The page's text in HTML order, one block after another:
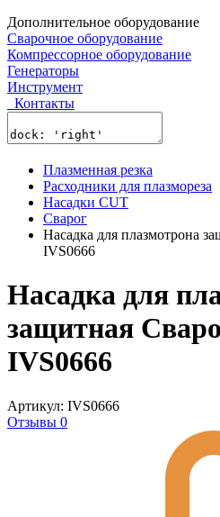
Дополнительное оборудование
Сварочное оборудование
Компрессорное оборудование
Генераторы
Инструмент
Контакты
Плазменная резка
Расходники для плазмореза
Насадки CUT
Сварог
Насадка для плазмотрона
IVS0666
Насадка для
защитная
IVS0666
Артикул: IVS0666
Отзывы 0